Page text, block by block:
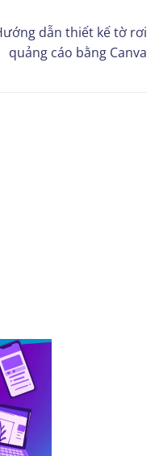
dẫn thiết kế tờ rơi
quảng cáo bằng Canva